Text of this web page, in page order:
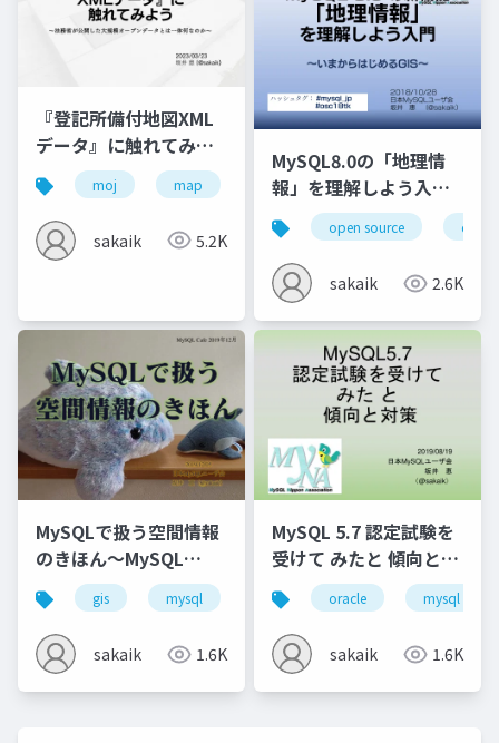
『登記所備付地図XML
データ』に触れてみよ
う〜法務省が公開した
大規模オープンデータ
とは一体何なのか〜
moj map xml gis opensquare
sakaik 5.2K
MySQL8.0の「地理情
報」を理解しよう入門
～いまからはじめるGIS
open source
sakaik 2.6K
MySQLで扱う空間情報
のきほん～MySQL
Cafe #6gis mysql myna technology cafe
sakaik 1.6K
MySQL 5.7 認定試験を
受けて みたと 傾向と対
策～MyNA会2019年8月
oracle mysql
sakaik 1.6K